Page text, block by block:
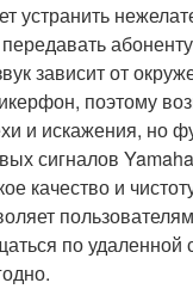
устранить
зависит от
поэтому
и искажения, но
сигналов
качество и
по удаленной